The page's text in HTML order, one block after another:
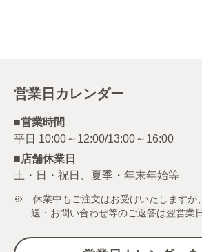
営業日カレンダー
■営業時間
■店舗休業日
土・日・祝日、夏季・年末年始等
※ 休業中もご注文はお受けいたしますが
送・お問い合わせ等のご返答は翌営業